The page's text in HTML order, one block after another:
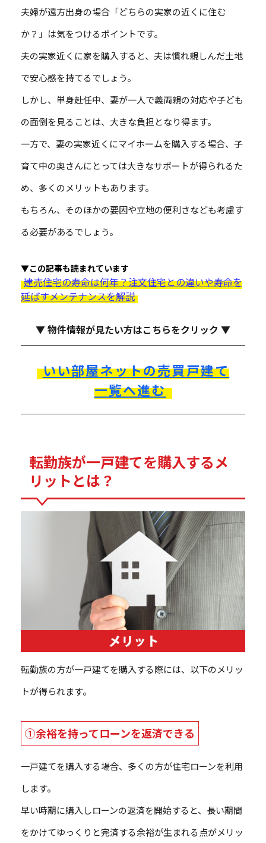
夫婦が遠方出身の場合「どちらの実家の近くに住む
か？」は気をつけるポイントです。
夫の実家近くに家を購入すると、夫は慣れ親しんだ土地
で安心感を持てるでしょう。
しかし、単身赴任中、妻が一人で義両親の対応や子ども
の面倒を見ることは、大きな負担となり得ます。
一方で、妻の実家近くにマイホームを購入する場合、子
育て中の奥さんにとっては大きなサポートが得られるた
め、多くのメリットもあります。
もちろん、そのほかの要因や立地の便利さなども考慮す
る必要があるでしょう。
▼この記事も読まれています
建売住宅の寿命は何年？注文住宅との違いや寿命を
延ばすメンテナンスを解説
▼ 物件情報が見たい方はこちらをクリック ▼
いい部屋ネットの売買戸建て
一覧へ進む
転勤族が一戸建てを購入するメ
リットとは？
転勤族の方が一戸建てを購入する際には、以下のメリッ
トが得られます。
①余裕を持ってローンを返済できる
一戸建てを購入する場合、多くの方が住宅ローンを利用
します。
早い時期に購入しローンの返済を開始すると、長い期間
をかけてゆっくりと完済する余裕が生まれる点がメリッ